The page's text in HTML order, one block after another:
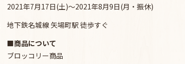
2021年7月17日(土)～2021年8月9日(月・振休)
地下鉄名城線 矢場町駅 徒歩すぐ
■商品について
ブロッコリー商品